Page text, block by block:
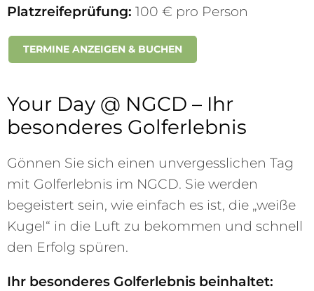
Platzreifeprüfung: 100 € pro Person
TERMINE ANZEIGEN & BUCHEN
Your Day @ NGCD – Ihr
besonderes Golferlebnis
Gönnen Sie sich einen unvergesslichen Tag
mit Golferlebnis im NGCD. Sie werden
begeistert sein, wie einfach es ist, die „weiße
Kugel“ in die Luft zu bekommen und schnell
den Erfolg spüren.
Ihr besonderes Golferlebnis beinhaltet: